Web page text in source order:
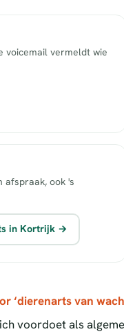
voicemail vermeldt wie
afspraak, ook 's
in Kortrijk →
‘dierenarts van
voordoet als